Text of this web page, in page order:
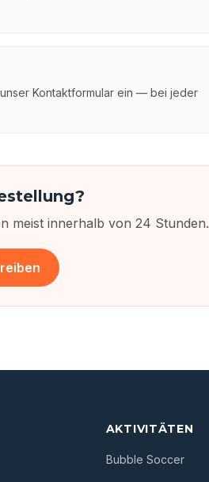
Kontaktformular ein — bei jeder
meist innerhalb von 24 Stunden.
AKTIVITÄTEN
Bubble Soccer